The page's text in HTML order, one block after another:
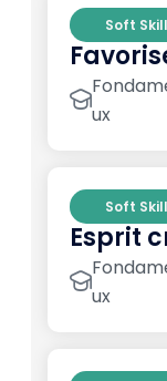
Soft
ux
Soft
Esprit
ux